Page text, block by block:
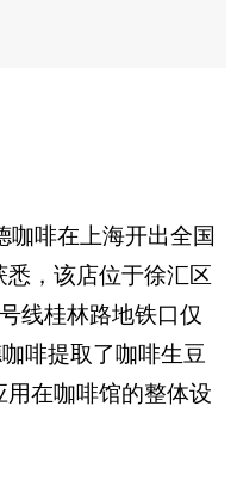
咖啡在上海开出全国
，该店位于徐汇区
线桂林路地铁口仅
啡提取了咖啡生豆
在咖啡馆的整体设